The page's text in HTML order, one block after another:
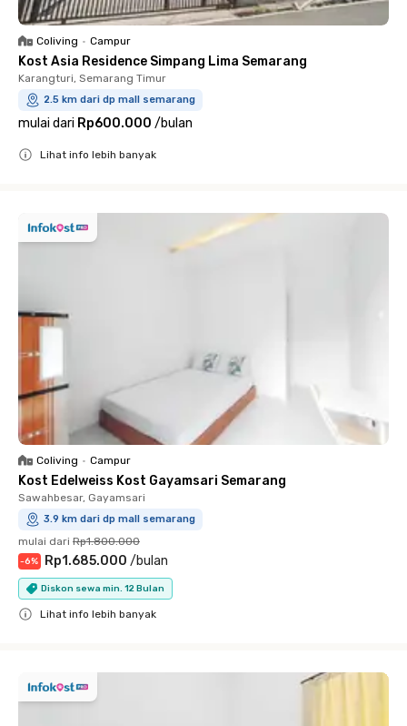
Coliving • Campur
Kost Asia Residence Simpang Lima Semarang
Karangturi, Semarang Timur
2.5 km dari dp mall semarang
mulai dari Rp600.000 /bulan
Lihat info lebih banyak
Coliving • Campur
Kost Edelweiss Kost Gayamsari Semarang
Sawahbesar, Gayamsari
3.9 km dari dp mall semarang
mulai dari Rp1.800.000
-6% Rp1.685.000 /bulan
Diskon sewa min. 12 Bulan
Lihat info lebih banyak